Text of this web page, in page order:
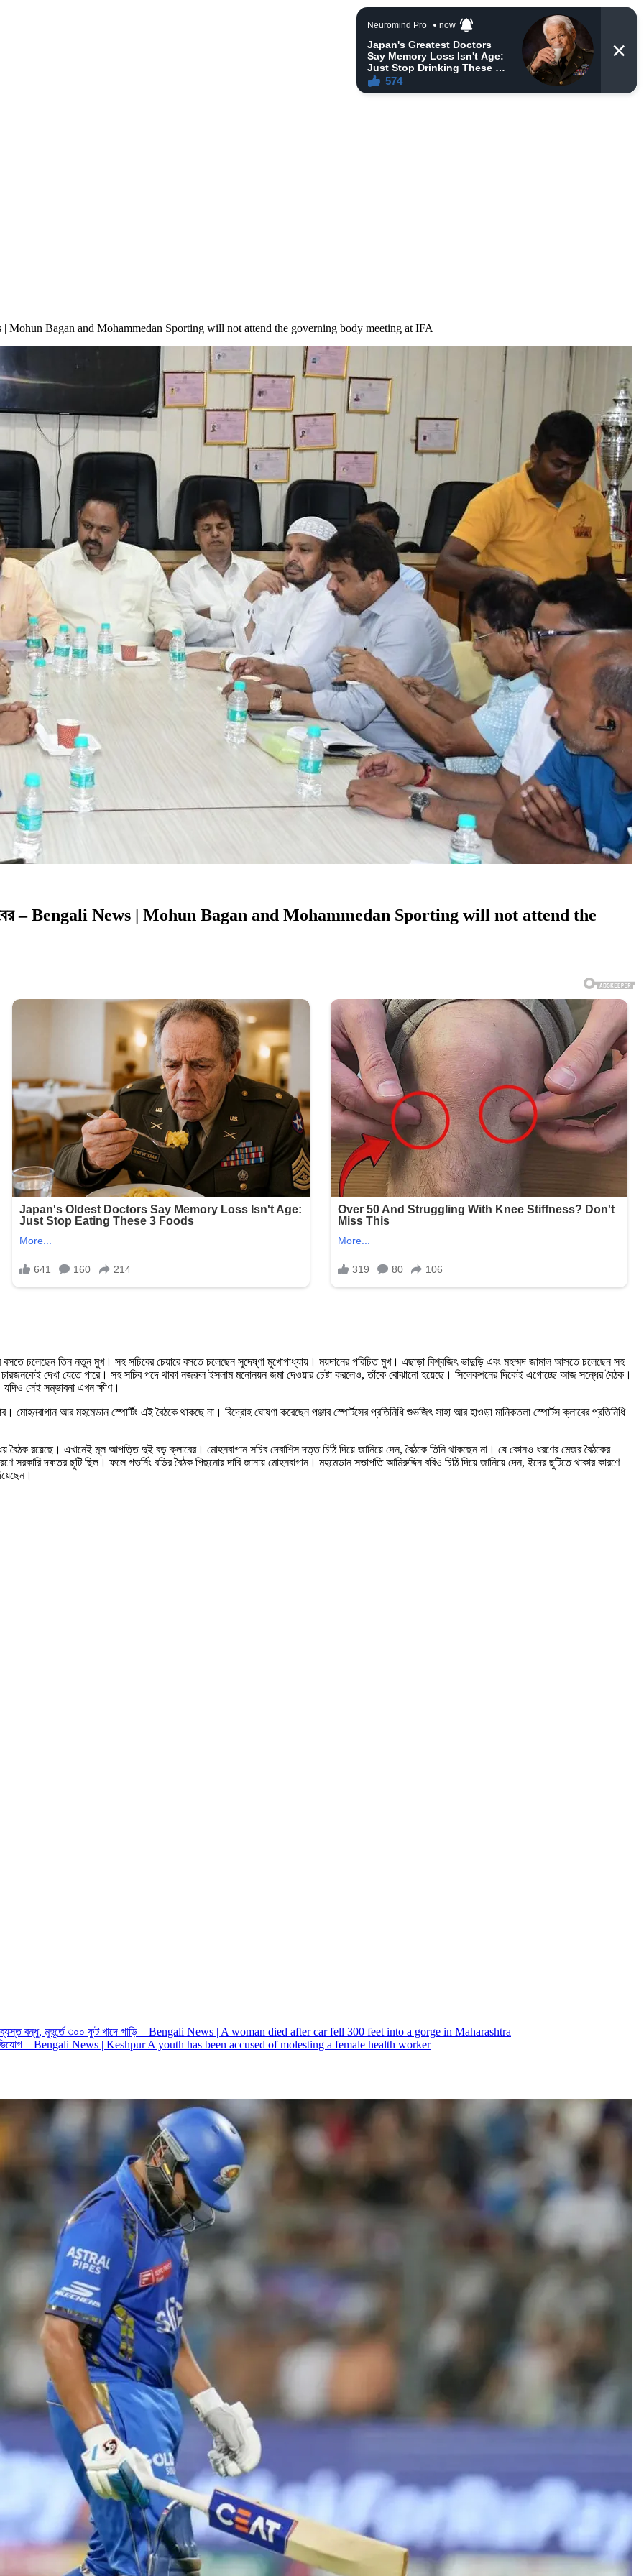
| Mohun Bagan and Mohammedan Sporting will not attend the governing body meeting at IFA
– Bengali News | Mohun Bagan and Mohammedan Sporting will not attend the
চলেছেন তিন নতুন মুখ। সহ সচিবের চেয়ারে বসতে চলেছেন সুদেষ্ণা মুখোপাধ্যায়। ময়দানের পরিচিত মুখ। এছাড়া বিশ্বজিৎ ভাদুড়ি এবং মহম্মদ জামাল আসতে চলেছেন সহ
দেখা যেতে পারে। সহ সচিব পদে থাকা নজরুল ইসলাম মনোনয়ন জমা দেওয়ার চেষ্টা করলেও, তাঁকে বোঝানো হয়েছে। সিলেকশনের দিকেই এগোচ্ছে আজ সন্ধের বৈঠক।
যদিও সেই সম্ভাবনা এখন ক্ষীণ।
আর মহমেডান স্পোর্টিং এই বৈঠকে থাকছে না। বিদ্রোহ ঘোষণা করেছেন পঞ্জাব স্পোর্টসের প্রতিনিধি শুভজিৎ সাহা আর হাওড়া মানিকতলা স্পোর্টস ক্লাবের প্রতিনিধি
বৈঠক রয়েছে। এখানেই মূল আপত্তি দুই বড় ক্লাবের। মোহনবাগান সচিব দেবাশিস দত্ত চিঠি দিয়ে জানিয়ে দেন, বৈঠকে তিনি থাকছেন না। যে কোনও ধরণের মেজর বৈঠকের
সরকারি দফতর ছুটি ছিল। ফলে গভর্নিং বডির বৈঠক পিছনোর দাবি জানায় মোহনবাগান। মহমেডান সভাপতি আমিরুদ্দিন ববিও চিঠি দিয়ে জানিয়ে দেন, ইদের ছুটিতে থাকার কারণে
ব্যস্ত বন্ধু, মুহূর্তে ৩০০ ফুট খাদে গাড়ি – Bengali News | A woman died after car fell 300 feet into a gorge in Maharashtra
অভিযোগ – Bengali News | Keshpur A youth has been accused of molesting a female health worker